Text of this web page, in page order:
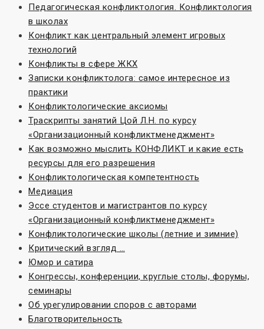
Педагогическая конфликтология. Конфликтология
в школах
Конфликт как центральный элемент игровых
технологий
Конфликты в сфере ЖКХ
Записки конфликтолога: самое интересное из
практики
Конфликтологические аксиомы
Траскрипты занятий Цой Л.Н. по курсу
«Организационный конфликтменеджмент»
Как возможно мыслить КОНФЛИКТ и какие есть
ресурсы для его разрешения
Конфликтологическая компетентность
Медиация
Эссе студентов и магистрантов по курсу
«Организационный конфликтменеджмент»
Конфликтологические школы (летние и зимние)
Критический взгляд …
Юмор и сатира
Конгрессы, конференции, круглые столы, форумы,
семинары
Об урегулировании споров с авторами
Благотворительность